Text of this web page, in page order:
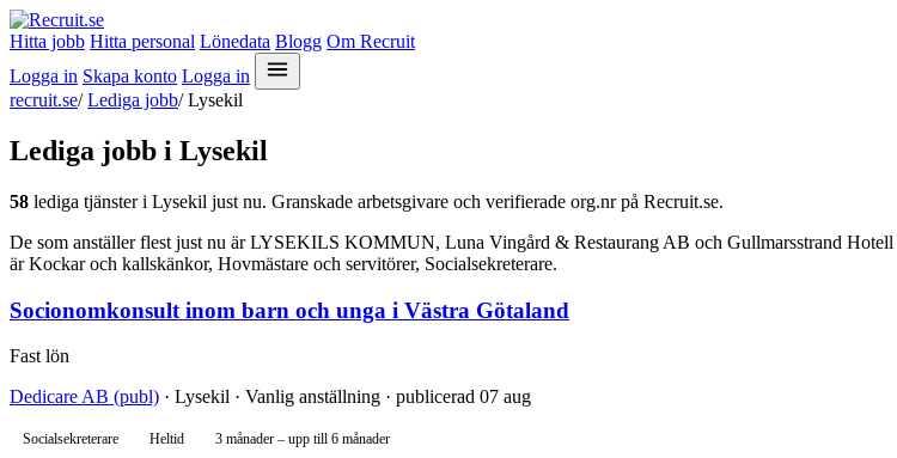
Hitta jobb Hitta personal Lönedata Blogg Om Recruit
Logga in Skapa konto Logga in
recruit.se/ Lediga jobb/ Lysekil
Lediga jobb i Lysekil
58 lediga tjänster i Lysekil just nu. Granskade arbetsgivare och verifierade org.nr på Recruit.se.
De som anställer flest just nu är LYSEKILS KOMMUN, Luna Vingård & Restaurang AB och Gullmarsstrand
är Kockar och kallskänkor, Hovmästare och servitörer, Socialsekreterare.
Socionomkonsult inom barn och unga i Västra Götaland
Fast lön
Dedicare AB (publ) · Lysekil · Vanlig anställning · publicerad 07 aug
Socialsekreterare Heltid 3 månader – upp till 6 månader